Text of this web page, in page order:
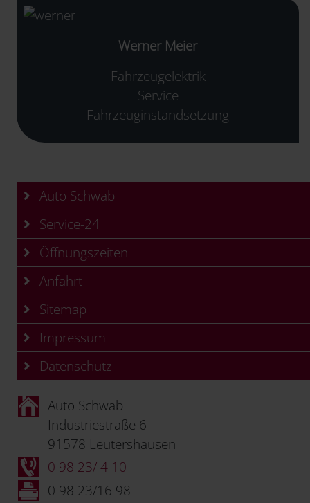
Werner Meier
Fahrzeugelektrik
Service
Fahrzeuginstandsetzung
Auto Schwab
Service-24
Öffnungszeiten
Anfahrt
Sitemap
Impressum
Datenschutz
Auto Schwab
Industriestraße 6
91578 Leutershausen
0 98 23/ 4 10
0 98 23/16 98